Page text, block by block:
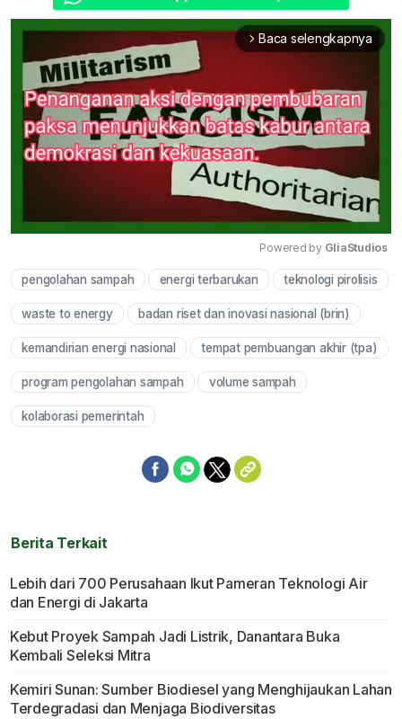
arrow_forward_ios Baca selengkapnya
Mute
Powered by GliaStudios
pengolahan sampah energi terbarukan teknologi pirolisis
waste to energy badan riset dan inovasi nasional (brin)
kemandirian energi nasional tempat pembuangan akhir (tpa)
program pengolahan sampah volume sampah
kolaborasi pemerintah
Berita Terkait
Lebih dari 700 Perusahaan Ikut Pameran Teknologi Air
dan Energi di Jakarta
Kebut Proyek Sampah Jadi Listrik, Danantara Buka
Kembali Seleksi Mitra
Kemiri Sunan: Sumber Biodiesel yang Menghijaukan Lahan
Terdegradasi dan Menjaga Biodiversitas